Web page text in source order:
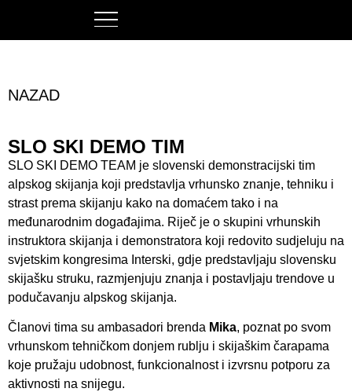
NAZAD
SLO SKI DEMO TIM
SLO SKI DEMO TEAM je slovenski demonstracijski tim
alpskog skijanja koji predstavlja vrhunsko znanje, tehniku i
strast prema skijanju kako na domaćem tako i na
međunarodnim događajima. Riječ je o skupini vrhunskih
instruktora skijanja i demonstratora koji redovito sudjeluju na
svjetskim kongresima Interski, gdje predstavljaju slovensku
skijašku struku, razmjenjuju znanja i postavljaju trendove u
podučavanju alpskog skijanja.
Članovi tima su ambasadori brenda Mika, poznat po svom
vrhunskom tehničkom donjem rublju i skijaškim čarapama
koje pružaju udobnost, funkcionalnost i izvrsnu potporu za
aktivnosti na snijegu.